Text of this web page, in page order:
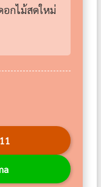
อกไม้สดใหม่